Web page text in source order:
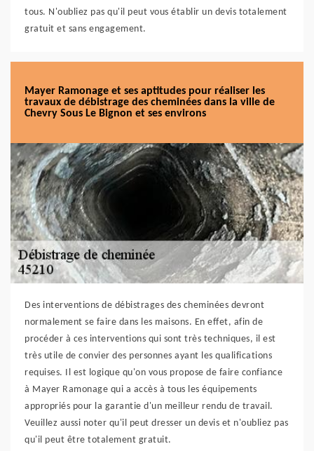
tous. N'oubliez pas qu'il peut vous établir un devis totalement
gratuit et sans engagement.
Mayer Ramonage et ses aptitudes pour réaliser les
travaux de débistrage des cheminées dans la ville de
Chevry Sous Le Bignon et ses environs
Des interventions de débistrages des cheminées devront
normalement se faire dans les maisons. En effet, afin de
procéder à ces interventions qui sont très techniques, il est
très utile de convier des personnes ayant les qualifications
requises. Il est logique qu'on vous propose de faire confiance
à Mayer Ramonage qui a accès à tous les équipements
appropriés pour la garantie d'un meilleur rendu de travail.
Veuillez aussi noter qu'il peut dresser un devis et n'oubliez pas
qu'il peut être totalement gratuit.